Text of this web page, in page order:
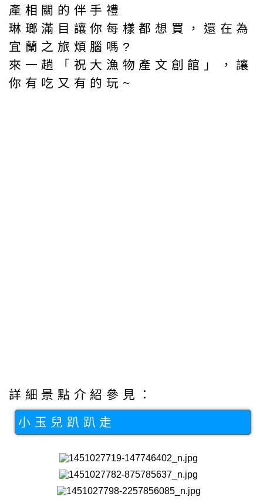
產相關的伴手禮
琳瑯滿目讓你每樣都想買，還在為
宜蘭之旅煩腦嗎?
來一趟「祝大漁物產文創館」，讓
你有吃又有的玩~
詳細景點介紹參見：
小玉兒趴趴走